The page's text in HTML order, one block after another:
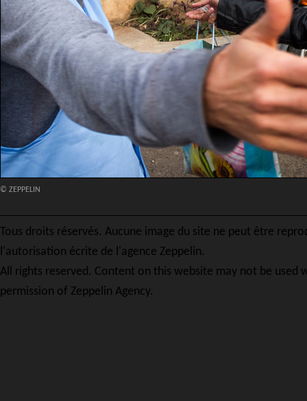
© ZEPPELIN
Tous droits réservés. Aucune image du site ne peut être
l'autorisation écrite de l'agence Zeppelin.
All rights reserved. Content on this website may not be used
permission of Zeppelin Agency.